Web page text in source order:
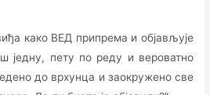
како ВЕД припрема и објављује
једну, пету по реду и вероватно
до врхунца и заокружено све